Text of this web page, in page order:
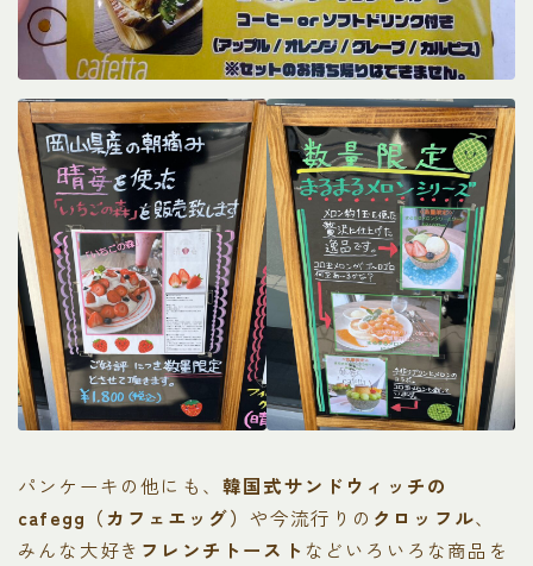
パンケーキの他にも、 韓国式サンドウィッチの
cafegg（カフェエッグ） や今流行りの クロッフル、
みんな大好き フレンチトースト などいろいろな商品を